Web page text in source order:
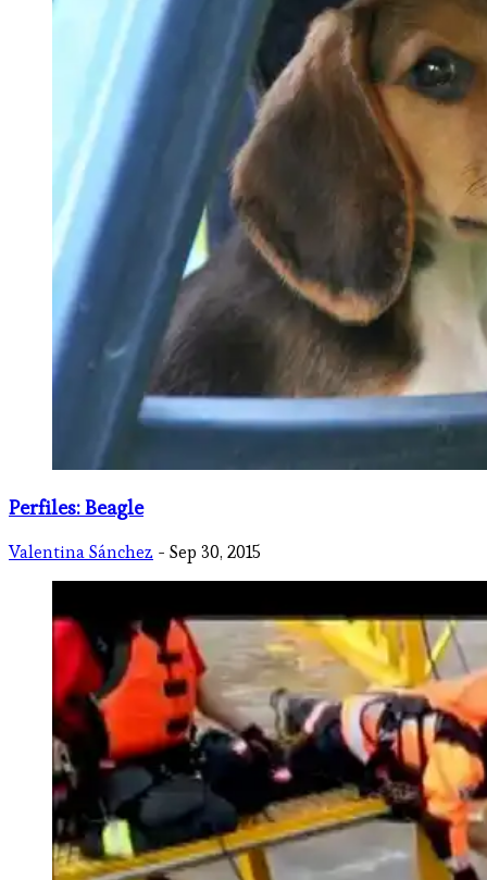
Perfiles: Beagle
Valentina Sánchez - Sep 30, 2015